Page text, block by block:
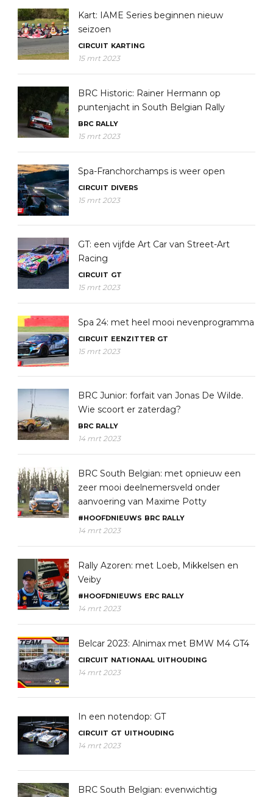
Kart: IAME Series beginnen nieuw
seizoen
CIRCUIT KARTING
15 mrt 2023
BRC Historic: Rainer Hermann op
puntenjacht in South Belgian Rally
BRC RALLY
15 mrt 2023
Spa-Franchorchamps is weer open
CIRCUIT DIVERS
15 mrt 2023
GT: een vijfde Art Car van Street-Art
Racing
CIRCUIT GT
15 mrt 2023
Spa 24: met heel mooi nevenprogramma
CIRCUIT EENZITTER GT
15 mrt 2023
BRC Junior: forfait van Jonas De Wilde.
Wie scoort er zaterdag?
BRC RALLY
14 mrt 2023
BRC South Belgian: met opnieuw een
zeer mooi deelnemersveld onder
aanvoering van Maxime Potty
#HOOFDNIEUWS BRC RALLY
14 mrt 2023
Rally Azoren: met Loeb, Mikkelsen en
Veiby
#HOOFDNIEUWS ERC RALLY
14 mrt 2023
Belcar 2023: Alnimax met BMW M4 GT4
CIRCUIT NATIONAAL UITHOUDING
14 mrt 2023
In een notendop: GT
CIRCUIT GT UITHOUDING
14 mrt 2023
BRC South Belgian: evenwichtig